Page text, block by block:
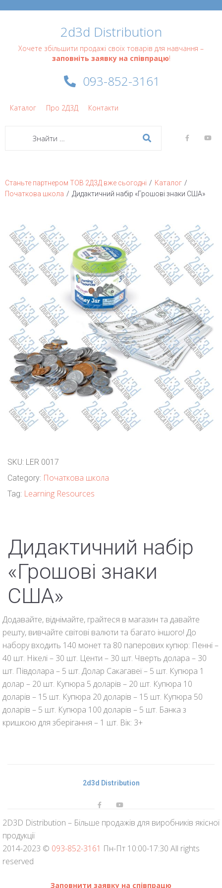
2d3d Distribution
Хочете збільшити продажі своїх товарів для навчання –
заповніть заявку на співпрацю!
093-852-3161
Каталог Про 2Д3Д Контакти
Станьте партнером ТОВ 2Д3Д вже сьогодні / Каталог /
Початкова школа / Дидактичний набір «Грошові знаки США»
SKU: LER 0017
Category: Початкова школа
Tag: Learning Resources
Дидактичний набір
«Грошові знаки
США»
Додавайте, віднімайте, грайтеся в магазин та давайте
решту, вивчайте світові валюти та багато іншого! До
набору входить 140 монет та 80 паперових купюр: Пенні –
40 шт. Нікелі – 30 шт. Центи – 30 шт. Чверть долара – 30
шт. Півдолара – 5 шт. Долар Сакагавеї – 5 шт. Купюра 1
долар – 20 шт. Купюра 5 доларів – 20 шт. Купюра 10
доларів – 15 шт. Купюра 20 доларів – 15 шт. Купюра 50
доларів – 5 шт. Купюра 100 доларів – 5 шт. Банка з
кришкою для зберігання – 1 шт. Вік: 3+
2d3d Distribution
2D3D Distribution – Більше продажів для виробників якісної
продукції
2014-2023 © 093-852-3161 Пн-Пт 10:00-17:30 All rights
reserved
Заповнити заявку на співпрацю